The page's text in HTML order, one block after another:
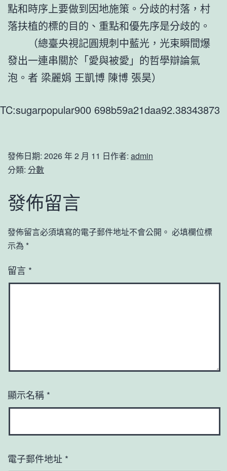
點和時序上要做到因地施策。分歧的村落，村
落扶植的標的目的、重點和優先序是分歧的。
（總臺央視記圓規刺中藍光，光束瞬間爆
發出一連串關於「愛與被愛」的哲學辯論氣
泡。者 梁麗娟 王凱博 陳博 張昊）
TC:sugarpopular900 698b59a21daa92.38343873
發佈日期: 2026 年 2 月 11 日作者: admin
分類: 分數
發佈留言
發佈留言必須填寫的電子郵件地址不會公開。 必填欄位標
示為 *
留言 *
顯示名稱 *
電子郵件地址 *